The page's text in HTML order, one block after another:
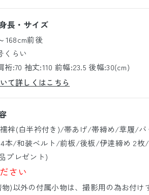
長・サイズ
168cm前後
くらい
裄:70 袖丈:110 前幅:23.5 後幅:30(cm)
て詳しくはこちら
袢(白半衿付き)/帯あげ/帯締め/草履/バ
本/和装ベルト/前板/後板/伊逹締め 2
プレゼント)
さい
)以外の付属小物は、撮影用の為お付け